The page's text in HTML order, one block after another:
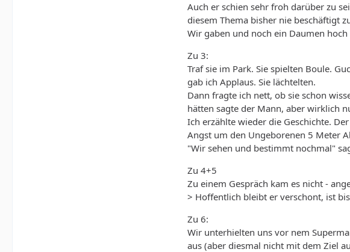
Auch er schien sehr froh darüber zu
diesem Thema bisher nie beschäftigt
Wir gaben und noch ein Daumen
Zu 3:
Traf sie im Park. Sie spielten Boule.
gab ich Applaus. Sie lächtelten.
Dann fragte ich nett, ob sie schon
hätten sagte der Mann, aber wirklich
Ich erzählte wieder die Geschichte.
Angst um den Ungeborenen 5 Meter
"Wir sehen und bestimmt nochmal"
Zu 4+5
Zu einem Gespräch kam es nicht -
> Hoffentlich bleibt er verschont, ist
Zu 6:
Wir unterhielten uns vor nem
aus (aber diesmal nicht mit dem Ziel